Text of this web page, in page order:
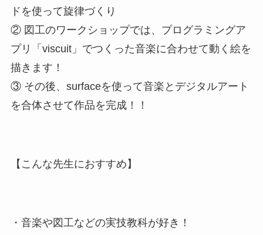
ドを使って旋律づくり
② 図工のワークショップでは、プログラミングア
プリ「viscuit」でつくった音楽に合わせて動く絵を
描きます！
③ その後、surfaceを使って音楽とデジタルアート
を合体させて作品を完成！！
【こんな先生におすすめ】
・音楽や図工などの実技教科が好き！